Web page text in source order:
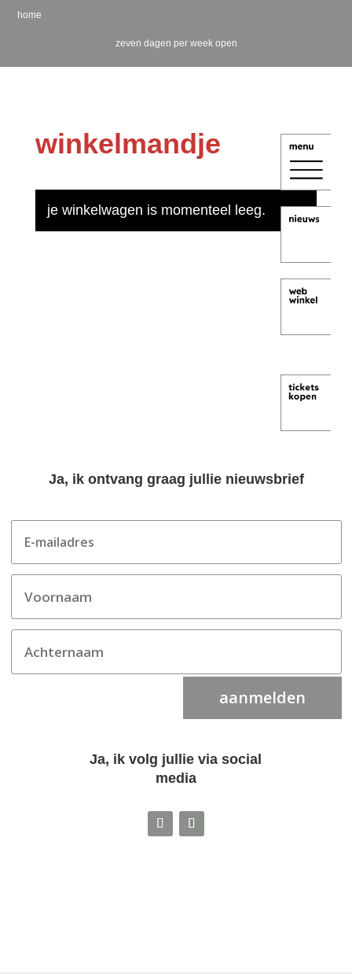
home
zeven dagen per week open
winkelmandje
je winkelwagen is momenteel leeg.
Ja, ik ontvang graag jullie nieuwsbrief
aanmelden
Ja, ik volg jullie via social
media